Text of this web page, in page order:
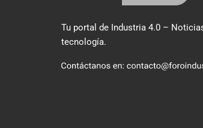
Tu portal de Industria 4.0 –
tecnología.